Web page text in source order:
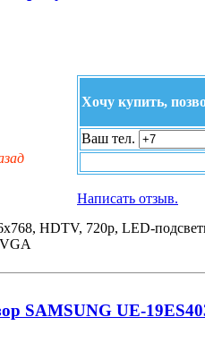
Хочу купить,
Ваш тел.
Написать отзыв.
HDTV, 720p, LED-
SAMSUNG UE-